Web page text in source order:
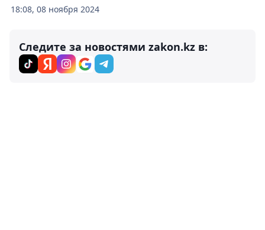
18:08, 08 ноября 2024
Следите за новостями zakon.kz в: